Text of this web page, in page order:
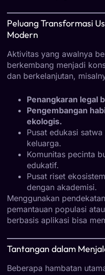
Peluang Transformasi
Modern
Aktivitas yang awalnya
berkembang menjadi
dan berkelanjutan,
Penangkaran legal
Pengembangan
ekologis.
Pusat edukasi
keluarga.
Komunitas pecinta
edukatif.
Pusat riset
dengan akademisi.
Menggunakan
pemantauan populasi
berbasis aplikasi bisa
Tantangan dalam
Beberapa hambatan